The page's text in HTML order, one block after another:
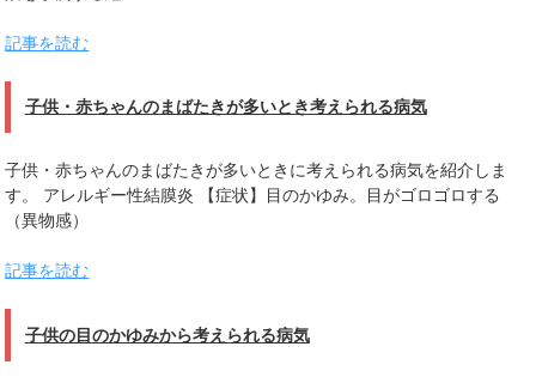
記事を読む
子供・赤ちゃんのまばたきが多いとき考えられる病気
子供・赤ちゃんのまばたきが多いときに考えられる病気を紹介しま
す。 アレルギー性結膜炎 【症状】目のかゆみ。目がゴロゴロする
（異物感）
記事を読む
子供の目のかゆみから考えられる病気